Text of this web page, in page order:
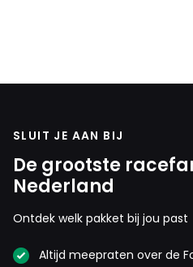
SLUIT JE AAN BIJ
De grootste
Nederland
Ontdek welk pakket bij jou past
Altijd meepraten over de